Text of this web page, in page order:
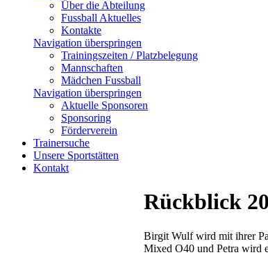
Über die Abteilung
Fussball Aktuelles
Kontakte
Navigation überspringen
Trainingszeiten / Platzbelegung
Mannschaften
Mädchen Fussball
Navigation überspringen
Aktuelle Sponsoren
Sponsoring
Förderverein
Trainersuche
Unsere Sportstätten
Kontakt
Rückblick
Birgit Wulf wird mit ihrer
Mixed O40 und Petra wird